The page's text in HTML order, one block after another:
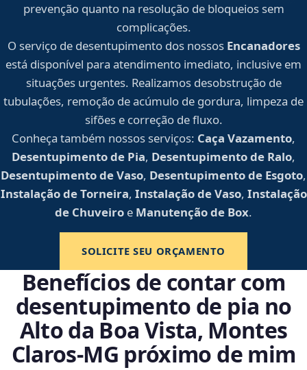
prevenção quanto na resolução de bloqueios sem
complicações.
O serviço de desentupimento dos nossos Encanadores
está disponível para atendimento imediato, inclusive em
situações urgentes. Realizamos desobstrução de
tubulações, remoção de acúmulo de gordura, limpeza de
sifões e correção de fluxo.
Conheça também nossos serviços: Caça Vazamento,
Desentupimento de Pia, Desentupimento de Ralo,
Desentupimento de Vaso, Desentupimento de Esgoto,
Instalação de Torneira, Instalação de Vaso, Instalação
de Chuveiro e Manutenção de Box.
SOLICITE SEU ORÇAMENTO
Benefícios de contar com
desentupimento de pia no
Alto da Boa Vista, Montes
Claros‑MG próximo de mim